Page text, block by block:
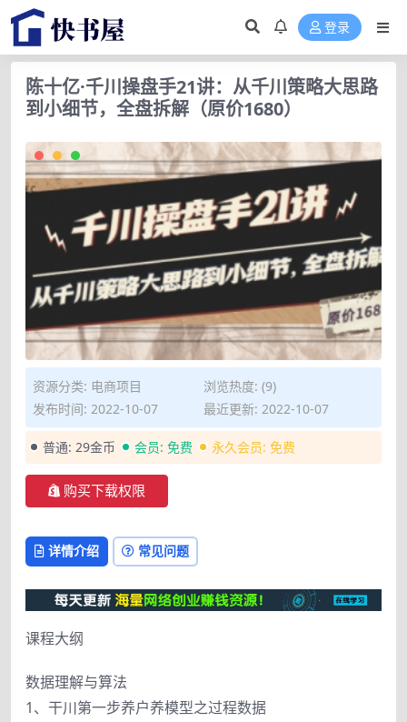
登录
陈十亿·千川操盘手21讲：从千川策略大思路
到小细节，全盘拆解（原价1680）
资源分类: 电商项目
浏览热度: (9)
发布时间: 2022-10-07
最近更新: 2022-10-07
普通: 29金币 会员: 免费 永久会员: 免费
购买下载权限
详情介绍 常见问题
课程大纲
数据理解与算法
1、干川第一步养户养模型之过程数据